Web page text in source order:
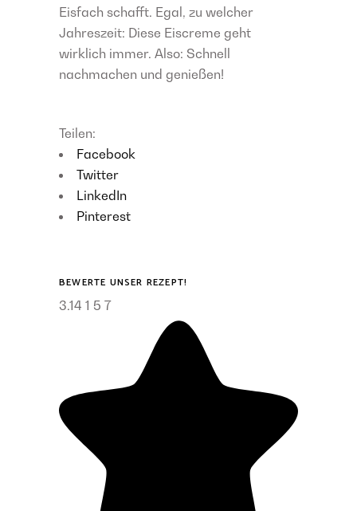
Eisfach schafft. Egal, zu welcher
Jahreszeit: Diese Eiscreme geht
wirklich immer. Also: Schnell
nachmachen und genießen!
Teilen:
Facebook
Twitter
LinkedIn
Pinterest
BEWERTE UNSER REZEPT!
3.14 1 5 7